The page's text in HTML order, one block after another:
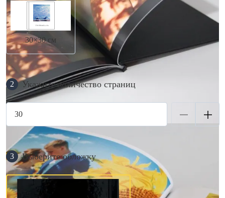
30×30 см
2 Укажите количество страниц
3 Выберите обложку